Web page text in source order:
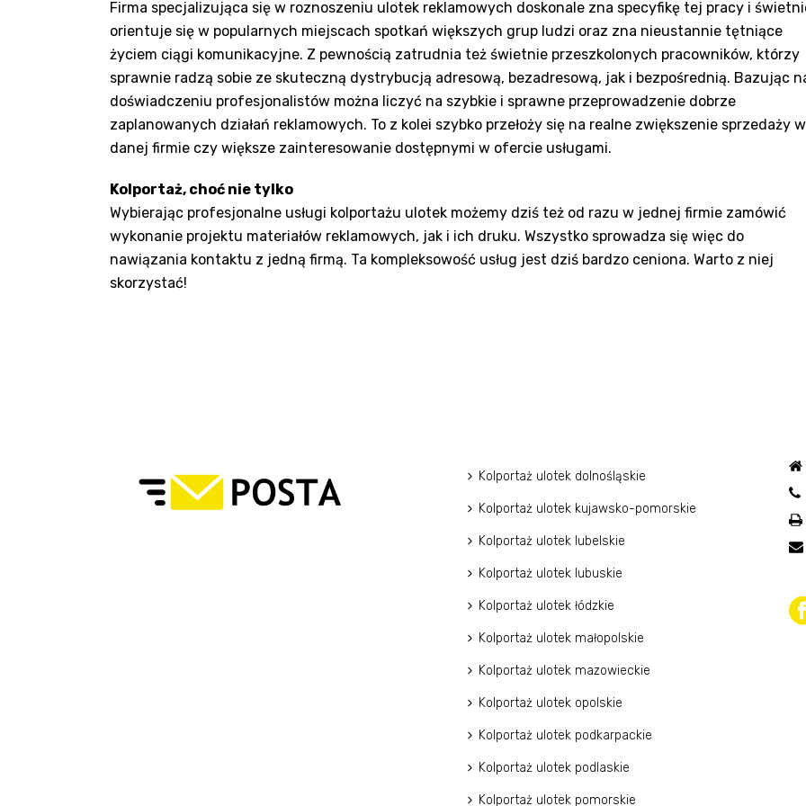
Firma specjalizująca się w roznoszeniu ulotek reklamowych doskonale zna specyfikę tej pracy i
orientuje się w popularnych miejscach spotkań większych grup ludzi oraz zna nieustannie tętniące
życiem ciągi komunikacyjne. Z pewnością zatrudnia też świetnie przeszkolonych pracowników, którzy
sprawnie radzą sobie ze skuteczną dystrybucją adresową, bezadresową, jak i bezpośrednią. Bazując
doświadczeniu profesjonalistów można liczyć na szybkie i sprawne przeprowadzenie dobrze
zaplanowanych działań reklamowych. To z kolei szybko przełoży się na realne zwiększenie sprzedaży w
danej firmie czy większe zainteresowanie dostępnymi w ofercie usługami.
Kolportaż, choć nie tylko
Wybierając profesjonalne usługi kolportażu ulotek możemy dziś też od razu w jednej firmie zamówić
wykonanie projektu materiałów reklamowych, jak i ich druku. Wszystko sprowadza się więc do
nawiązania kontaktu z jedną firmą. Ta kompleksowość usług jest dziś bardzo ceniona. Warto z niej
skorzystać!
Kolportaż ulotek dolnośląskie
Kolportaż ulotek kujawsko-pomorskie
Kolportaż ulotek lubelskie
Kolportaż ulotek lubuskie
Kolportaż ulotek łódzkie
Kolportaż ulotek małopolskie
Kolportaż ulotek mazowieckie
Kolportaż ulotek opolskie
Kolportaż ulotek podkarpackie
Kolportaż ulotek podlaskie
Kolportaż ulotek pomorskie